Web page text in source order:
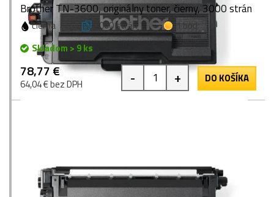
Brother TN-3600, originálny toner, čierny, 3000 strán
čierna 3000 strán
1 bod
Skladom > 9 ks
78,77 €
64,04 € bez DPH - + DO KOŠÍKA